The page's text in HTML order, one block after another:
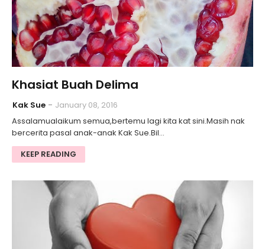
Khasiat Buah Delima
Kak Sue
January 08, 2016
Assalamualaikum semua,bertemu lagi kita kat sini.Masih nak
bercerita pasal anak-anak Kak Sue.Bil…
KEEP READING